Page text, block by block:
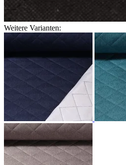
Weitere Varianten: